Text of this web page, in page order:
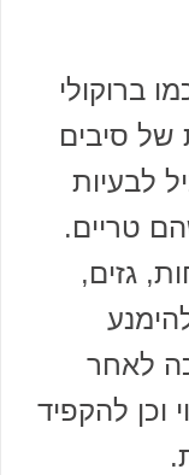
ברוקולי
של סיבים
לבעיות
טריים.
גזים,
לאחר
וכן להקפיד